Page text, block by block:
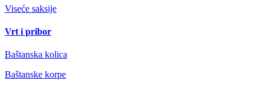
Viseće saksije
Vrt i pribor
Baštanska kolica
Baštanske korpe